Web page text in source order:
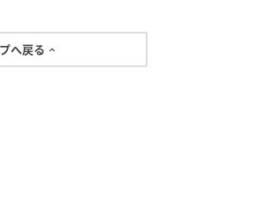
へ戻る